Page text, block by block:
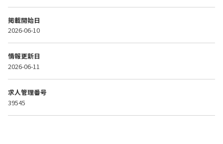
掲載開始日
2026-06-10
情報更新日
2026-06-11
求人管理番号
39545